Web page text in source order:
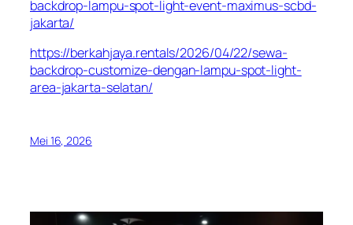
backdrop-lampu-spot-light-event-maximus-scbd-
jakarta/
https://berkahjaya.rentals/2026/04/22/sewa-
backdrop-customize-dengan-lampu-spot-light-
area-jakarta-selatan/
Mei 16, 2026